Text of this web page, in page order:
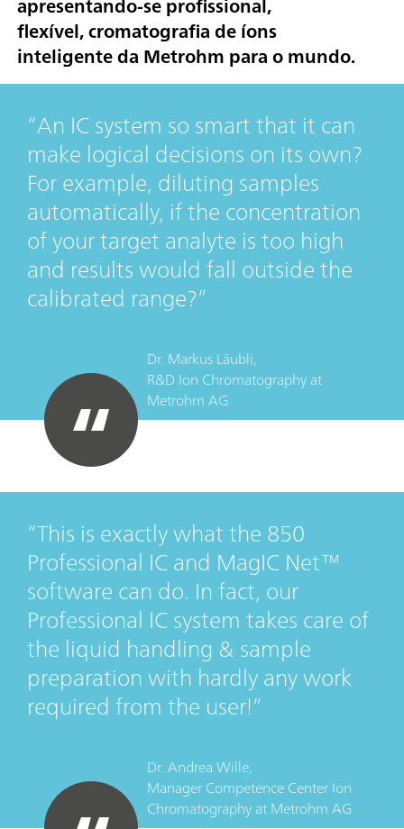
flexível,cromatografia de íons
inteligenteda Metrohm para o mundo.
An IC system so smart that it can
make logical decisions on its own?
For example, diluting samples
automatically, if the concentration
of your target analyte is too high
and results would fall outside the
calibrated range?
Dr. Markus Läubli,
R&D Ion Chromatographyat
Metrohm AG
This is exactly what the 850
Professional IC and MagIC Net™
software can do. In fact, our
Professional IC system takes care of
the liquid handling & sample
preparation with hardly any work
required from the user!
Dr. Andrea Wille,
Manager Competence Center Ion
ChromatographyatMetrohm AG